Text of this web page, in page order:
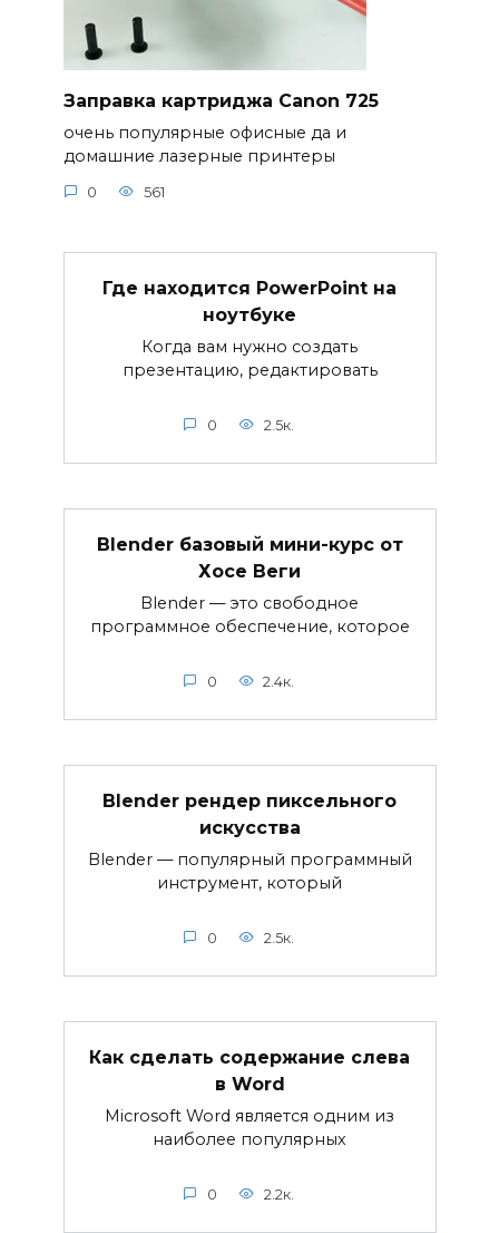
Заправка картриджа Canon 725
очень популярные офисные да и
домашние лазерные принтеры
0 561
Где находится PowerPoint на
ноутбуке
Когда вам нужно создать
презентацию, редактировать
0 2.5к.
Blender базовый мини-курс от
Хосе Веги
Blender — это свободное
программное обеспечение, которое
0 2.4к.
Blender рендер пиксельного
искусства
Blender — популярный программный
инструмент, который
0 2.5к.
Как сделать содержание слева
в Word
Microsoft Word является одним из
наиболее популярных
0 2.2к.